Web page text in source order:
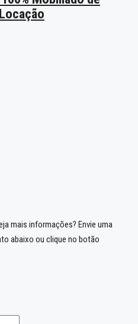
mais informações? Envie uma
abaixo ou clique no botão